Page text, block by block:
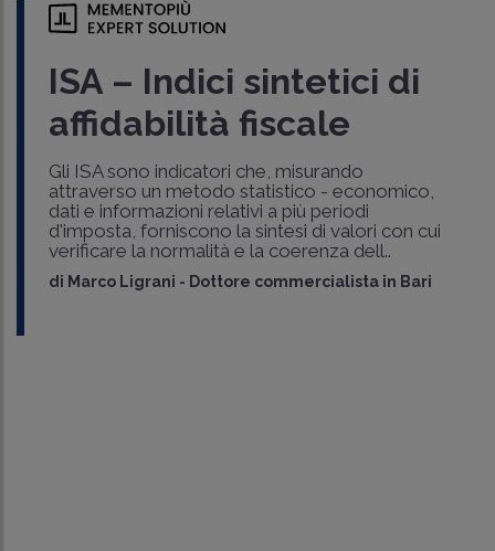
ISA – Indici sintetici di
affidabilità fiscale
Gli ISA sono indicatori che, misurando
attraverso un metodo statistico - economico,
dati e informazioni relativi a più periodi
d'imposta, forniscono la sintesi di valori con cui
verificare la normalità e la coerenza dell..
di Marco Ligrani - Dottore commercialista in Bari